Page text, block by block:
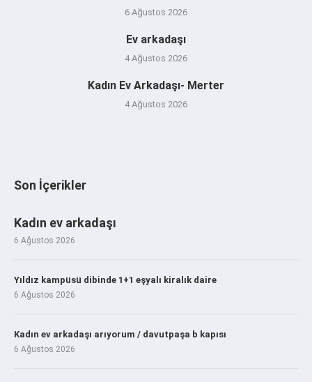
6 Ağustos 2026
Ev arkadaşı
4 Ağustos 2026
Kadın Ev Arkadaşı- Merter
4 Ağustos 2026
Son İçerikler
Kadın ev arkadaşı
6 Ağustos 2026
Yıldız kampüsü dibinde 1+1 eşyalı kiralık daire
6 Ağustos 2026
Kadın ev arkadaşı arıyorum / davutpaşa b kapısı
6 Ağustos 2026